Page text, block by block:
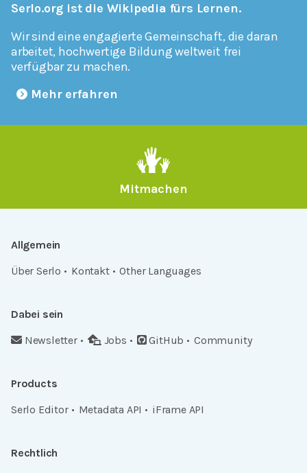
Serlo.org ist die Wikipedia fürs Lernen.
Wir sind eine engagierte Gemeinschaft, die daran
arbeitet, hochwertige Bildung weltweit frei
verfügbar zu machen.
Mehr erfahren
Mitmachen
Allgemein
Über Serlo
Kontakt Other Languages
Dabei sein
Newsletter
Jobs GitHub Community
Products
Serlo Editor
Metadata API iFrame API
Rechtlich